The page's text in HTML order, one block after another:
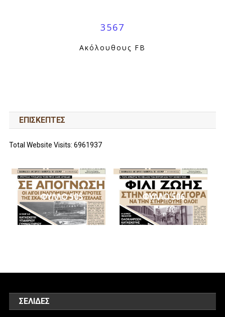
3567
Ακόλουθους FB
ΕΠΙΣΚΕΠΤΕΣ
Total Website Visits: 6961937
ΦΥΛΛΟ 505 ΦΥΛΛΟ 506
ΣΕΛΊΔΕΣ